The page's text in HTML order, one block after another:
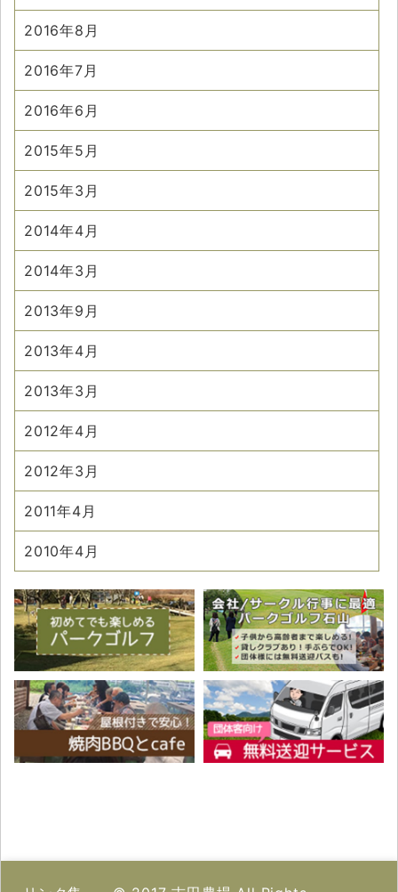
2016年8月
2016年7月
2016年6月
2015年5月
2015年3月
2014年4月
2014年3月
2013年9月
2013年4月
2013年3月
2012年4月
2012年3月
2011年4月
2010年4月